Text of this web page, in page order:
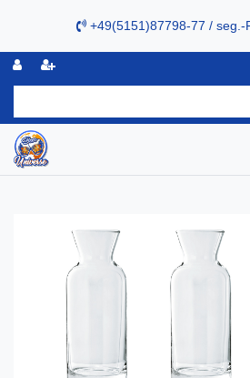
+49(5151)87798-77 / seg.-